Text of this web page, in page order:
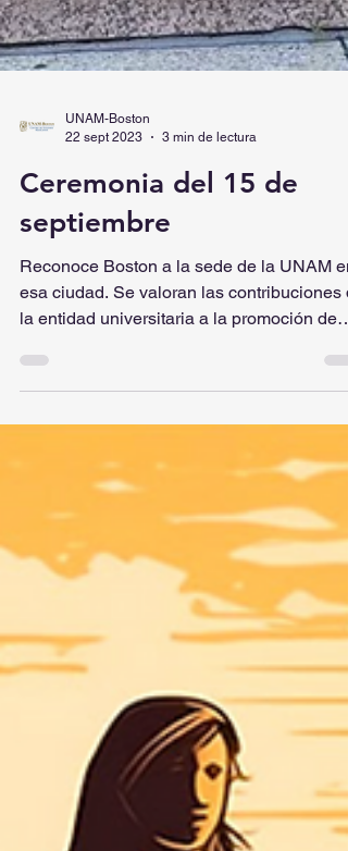
22 sept 2023
3 min de lectura
Ceremonia del 15 de
septiembre
Reconoce Boston a la sede de la UNAM en
la...